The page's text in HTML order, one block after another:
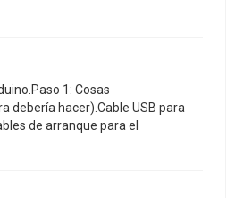
1: Cosas
debería hacer).Cable USB para
de arranque para el